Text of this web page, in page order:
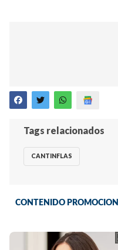
Tags relacionados
CANTINFLAS